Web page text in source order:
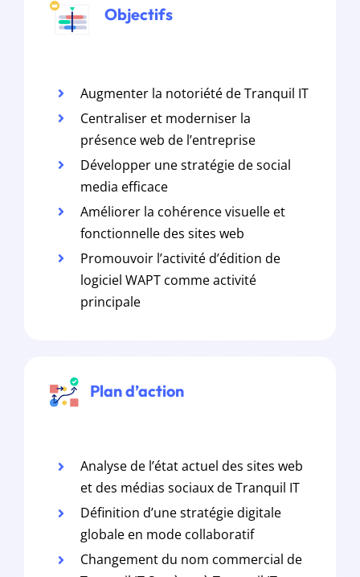
Objectifs
Augmenter la notoriété de Tranquil IT
Centraliser et moderniser la
présence web de l’entreprise
Développer une stratégie de social
media efficace
Améliorer la cohérence visuelle et
fonctionnelle des sites web
Promouvoir l’activité d’édition de
logiciel WAPT comme activité
principale
Plan d’action
Analyse de l’état actuel des sites web
et des médias sociaux de Tranquil IT
Définition d’une stratégie digitale
globale en mode collaboratif
Changement du nom commercial de